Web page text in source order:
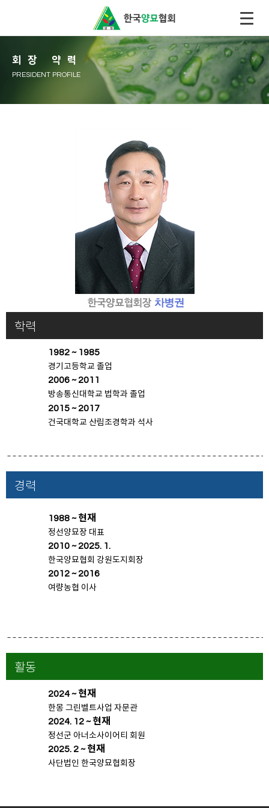
회장 약력
PRESIDENT PROFILE
학력
1982 ~ 1985
경기고등학교 졸업
2006 ~ 2011
방송통신대학교 법학과 졸업
2015 ~ 2017
건국대학교 산림조경학과 석사
경력
1988 ~ 현재
정선양묘장 대표
2010 ~ 2025. 1.
한국양묘협회 강원도지회장
2012 ~ 2016
여량농협 이사
활동
2024 ~ 현재
한몽 그린벨트사업 자문관
2024. 12 ~ 현재
정선군 아너소사이어티 회원
2025. 2 ~ 현재
사단법인 한국양묘협회장